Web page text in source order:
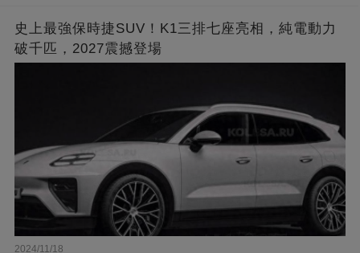
史上最強保時捷SUV！K1三排七座亮相，純電動力
破千匹，2027震撼登場
2024/11/18